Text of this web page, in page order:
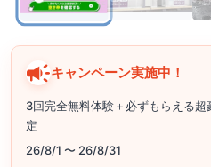
キャンペーン実施中！
3回完全無料体験＋必ずもらえる
定
26/8/1 〜 26/8/31